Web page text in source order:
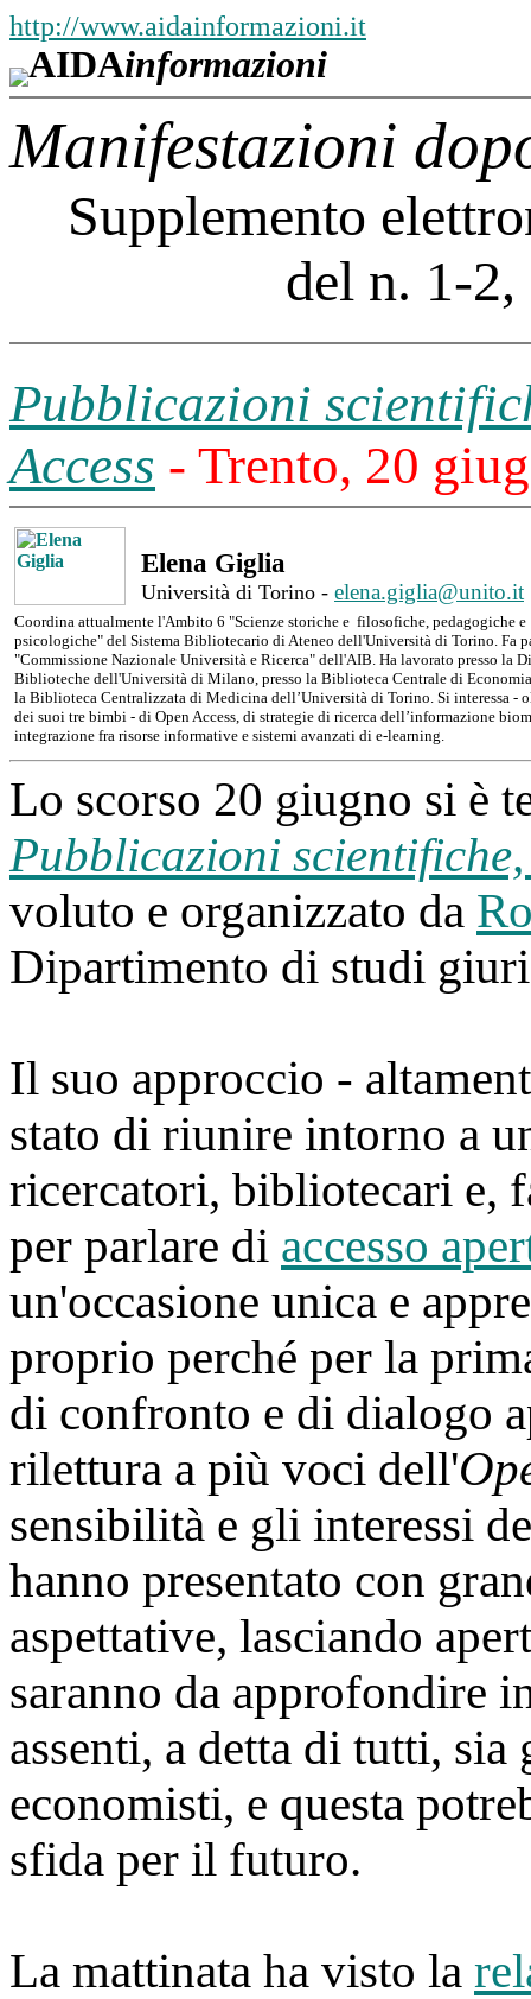
http://www.aidainformazioni.it
AIDAinformazioni
Manifestazioni
Supplemento
del n. 1-
Pubblicazioni
Access - Trento, 20
Elena Giglia
Università di Torino - elena.giglia@unito.it
Coordina attualmente l'Ambito 6 "Scienze storiche e filosofiche, pedagogiche e
psicologiche" del Sistema Bibliotecario di Ateneo dell'Università di Torino. Fa
"Commissione Nazionale Università e Ricerca" dell'AIB. Ha lavorato presso la
Biblioteche dell'Università di Milano, presso la Biblioteca Centrale di Economia
la Biblioteca Centralizzata di Medicina dell’Università di Torino. Si interessa -
dei suoi tre bimbi - di Open Access, di strategie di ricerca dell’informazione
integrazione fra risorse informative e sistemi avanzati di e-learning.
Lo scorso 20 giugno si è
Pubblicazioni
voluto e organizzato da
Dipartimento di studi
Il suo approccio -
stato di riunire intorno a
ricercatori, bibliotecari e,
per parlare di accesso
un'occasione unica e
proprio perché per la
di confronto e di dialogo
rilettura a più voci dell'
sensibilità e gli interessi
hanno presentato con
aspettative, lasciando
saranno da approfondire
assenti, a detta di tutti,
economisti, e questa
sfida per il futuro.
La mattinata ha visto la